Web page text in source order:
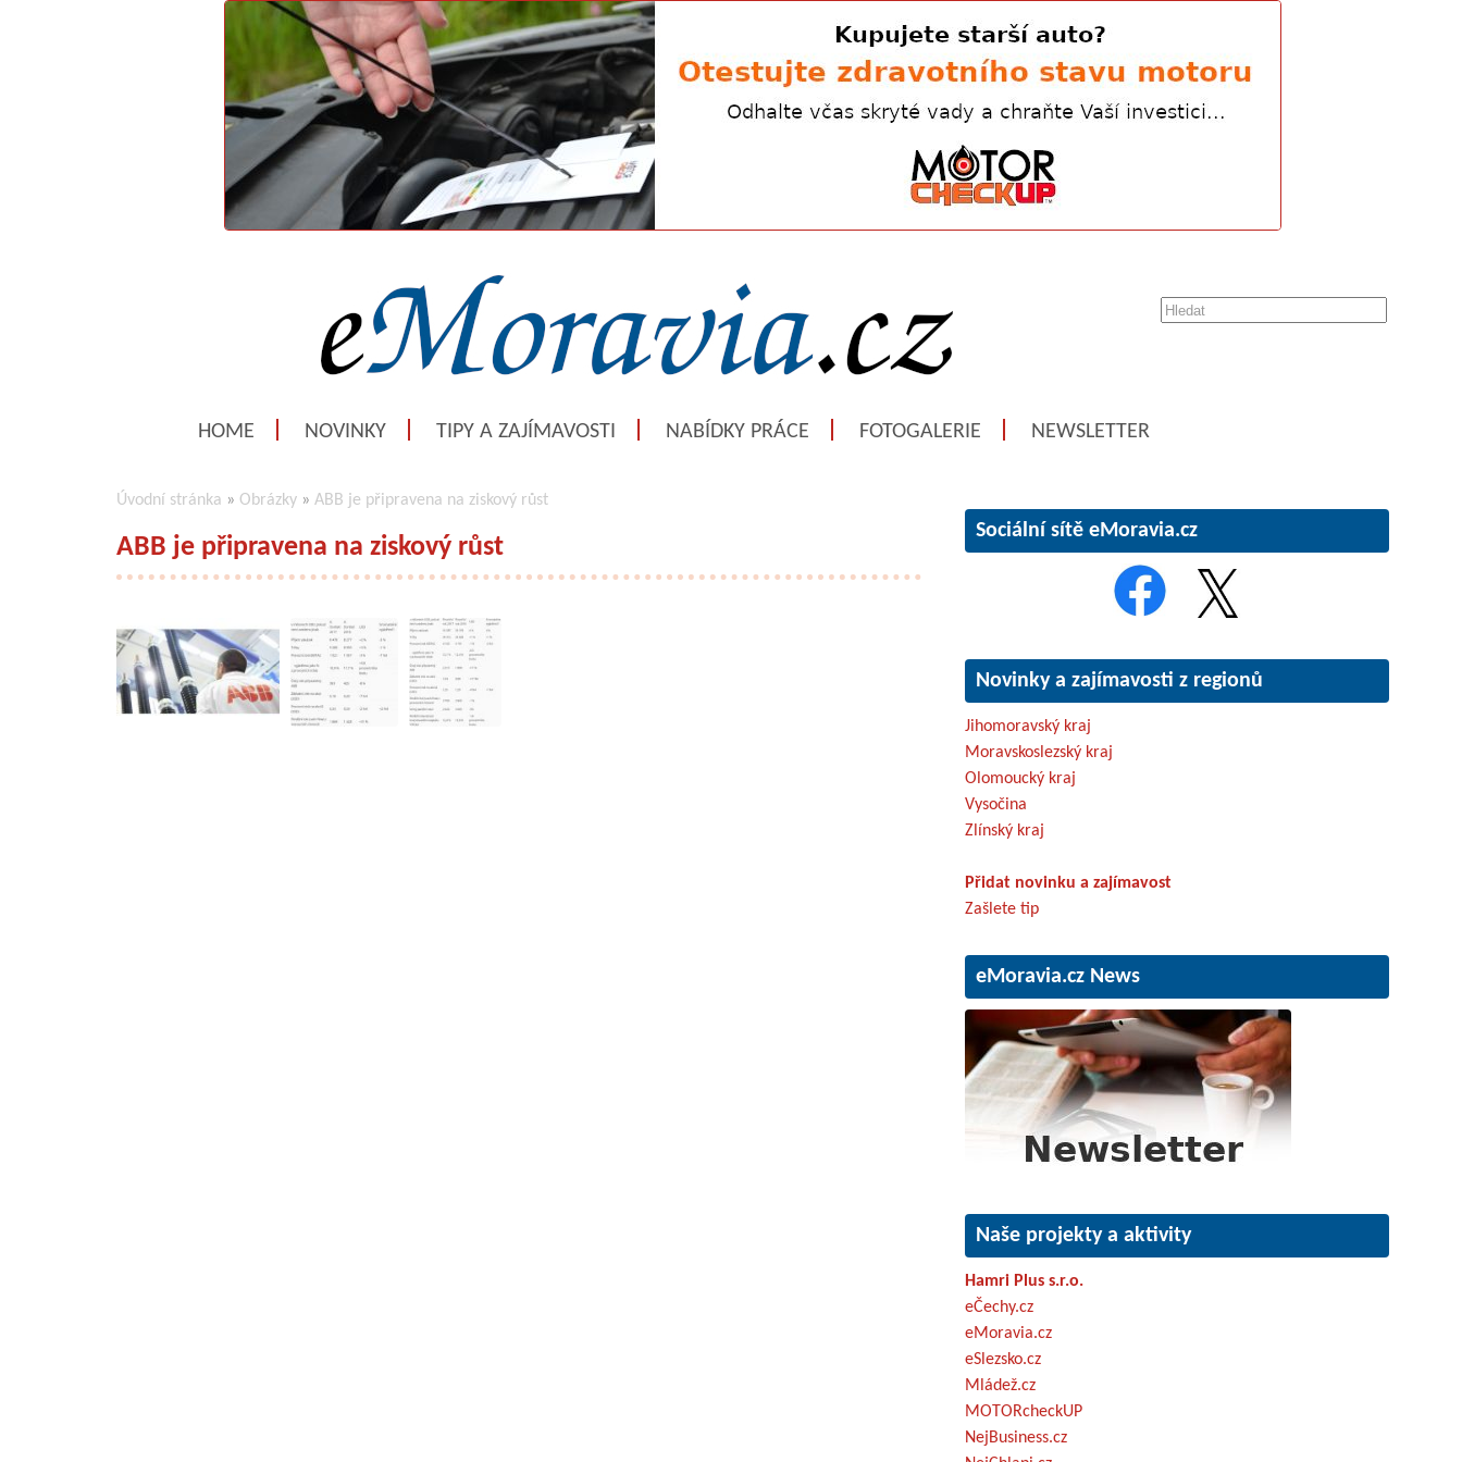
HOME NOVINKY TIPY A ZAJÍMAVOSTI NABÍDKY PRÁCE FOTOGALERIE NEWSLETTER
Úvodní stránka » Obrázky » ABB je připravena na ziskový růst
ABB je připravena na ziskový růst
Sociální sítě eMoravia.cz
Novinky a zajímavosti z regionů
Jihomoravský kraj
Moravskoslezský kraj
Olomoucký kraj
Vysočina
Zlínský kraj
Přidat novinku a zajímavost
Zašlete tip
eMoravia.cz News
Naše projekty a aktivity
Hamri Plus s.r.o.
eČechy.cz
eMoravia.cz
eSlezsko.cz
Mládež.cz
MOTORcheckUP
NejBusiness.cz